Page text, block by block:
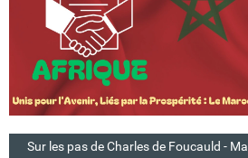
Sur les pas de Charles de Foucauld -